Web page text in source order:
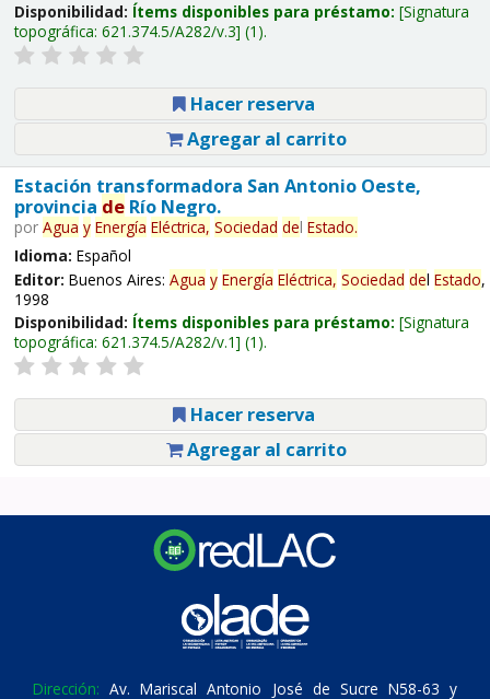
Disponibilidad: Ítems disponibles para préstamo: Signatura
topográfica: 621.374.5/A282/v.3 (1).
Hacer reserva
Agregar al carrito
Estación transformadora San Antonio Oeste,
provincia deRío Negro.
por Agua y Energía Eléctrica, Sociedad del Estado.
Idioma: Español
Editor: Buenos Aires: Agua y Energía Eléctrica, Sociedad del Estado,
1998
Disponibilidad: Ítems disponibles para préstamo: Signatura
topográfica: 621.374.5/A282/v.1 (1).
Hacer reserva
Agregar al carrito
Dirección: Av. Mariscal Antonio José de Sucre N58-63 y